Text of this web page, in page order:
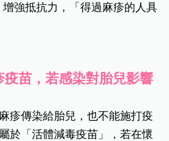
強抵抗力，「得過麻疹的人具
疫苗，若感染對胎兒影響
疹傳染給胎兒，也不能施打疫
於「活體減毒疫苗」，若在懷